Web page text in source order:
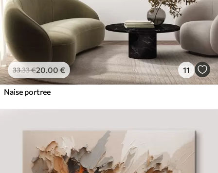
33.33€20.00 € 11
Naise portree